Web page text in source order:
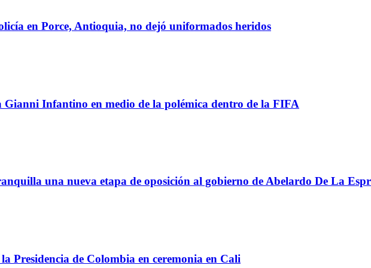
en Porce, Antioquia, no dejó uniformados heridos
Infantino en medio de la polémica dentro de la FIFA
una nueva etapa de oposición al gobierno de Abelardo De La
Presidencia de Colombia en ceremonia en Cali